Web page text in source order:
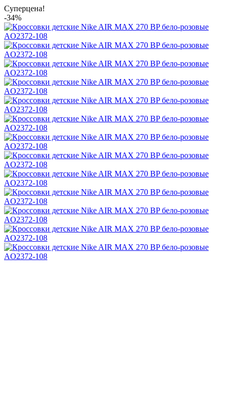
Суперцена!
-34%